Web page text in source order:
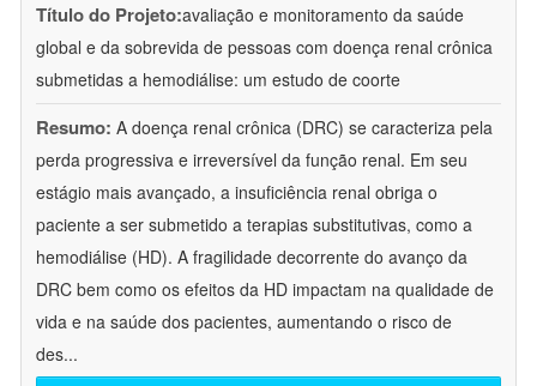
Título do Projeto:avaliação e monitoramento da saúde
global e da sobrevida de pessoas com doença renal crônica
submetidas a hemodiálise: um estudo de coorte
Resumo: A doença renal crônica (DRC) se caracteriza pela
perda progressiva e irreversível da função renal. Em seu
estágio mais avançado, a insuficiência renal obriga o
paciente a ser submetido a terapias substitutivas, como a
hemodiálise (HD). A fragilidade decorrente do avanço da
DRC bem como os efeitos da HD impactam na qualidade de
vida e na saúde dos pacientes, aumentando o risco de
des...